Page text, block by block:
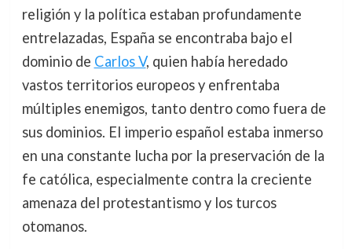
religión y la política estaban profundamente
entrelazadas, España se encontraba bajo el
dominio de Carlos V, quien había heredado
vastos territorios europeos y enfrentaba
múltiples enemigos, tanto dentro como fuera de
sus dominios. El imperio español estaba inmerso
en una constante lucha por la preservación de la
fe católica, especialmente contra la creciente
amenaza del protestantismo y los turcos
otomanos.